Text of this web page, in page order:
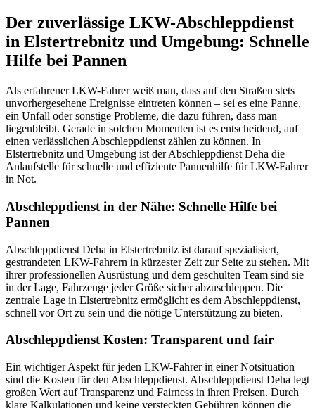
Der zuverlässige LKW-Abschleppdienst
in Elstertrebnitz und Umgebung: Schnelle
Hilfe bei Pannen
Als erfahrener LKW-Fahrer weiß man, dass auf den Straßen stets
unvorhergesehene Ereignisse eintreten können – sei es eine Panne,
ein Unfall oder sonstige Probleme, die dazu führen, dass man
liegenbleibt. Gerade in solchen Momenten ist es entscheidend, auf
einen verlässlichen Abschleppdienst zählen zu können. In
Elstertrebnitz und Umgebung ist der Abschleppdienst Deha die
Anlaufstelle für schnelle und effiziente Pannenhilfe für LKW-Fahrer
in Not.
Abschleppdienst in der Nähe: Schnelle Hilfe bei
Pannen
Abschleppdienst Deha in Elstertrebnitz ist darauf spezialisiert,
gestrandeten LKW-Fahrern in kürzester Zeit zur Seite zu stehen. Mit
ihrer professionellen Ausrüstung und dem geschulten Team sind sie
in der Lage, Fahrzeuge jeder Größe sicher abzuschleppen. Die
zentrale Lage in Elstertrebnitz ermöglicht es dem Abschleppdienst,
schnell vor Ort zu sein und die nötige Unterstützung zu bieten.
Abschleppdienst Kosten: Transparent und fair
Ein wichtiger Aspekt für jeden LKW-Fahrer in einer Notsituation
sind die Kosten für den Abschleppdienst. Abschleppdienst Deha legt
großen Wert auf Transparenz und Fairness in ihren Preisen. Durch
klare Kalkulationen und keine versteckten Gebühren können die